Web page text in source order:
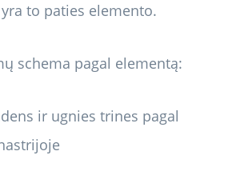
to paties elemento.
schema pagal elementą: